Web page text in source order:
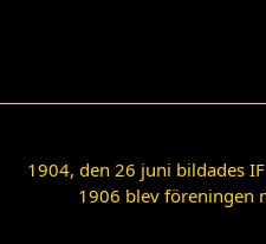
1904, den 26 juni bildades
1906 blev föreningen